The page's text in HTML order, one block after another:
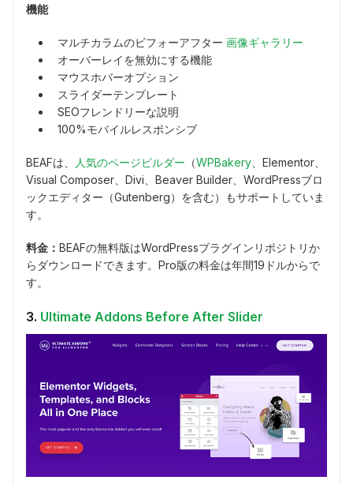
機能
マルチカラムのビフォーアフター 画像ギャラリー
オーバーレイを無効にする機能
マウスホバーオプション
スライダーテンプレート
SEOフレンドリーな説明
100%モバイルレスポンシブ
BEAFは、 人気のページビルダー （WPBakery 、Elementor、
Visual Composer、Divi、Beaver Builder、WordPressブロ
ックエディター（Gutenberg）を含む）もサポートしていま
す。
料金： BEAFの無料版はWordPressプラグインリポジトリか
らダウンロードできます。Pro版の料金は年間19ドルからで
す。
3. Ultimate Addons Before After Slider